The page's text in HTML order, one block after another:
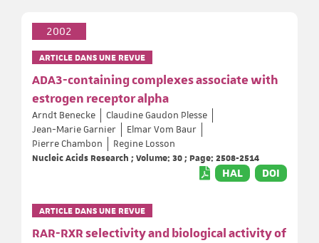
2002
ARTICLE DANS UNE REVUE
ADA3-containing complexes associate with
estrogen receptor alpha
Arndt Benecke
Claudine Gaudon Plesse
Jean-Marie Garnier
Elmar Vom Baur
Pierre Chambon
Regine Losson
Nucleic Acids Research ; Volume: 30 ; Page: 2508-2514
HAL DOI
ARTICLE DANS UNE REVUE
RAR-RXR selectivity and biological activity of